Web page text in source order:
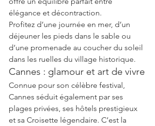
élégance et décontraction.
Profitez d’une journée en mer, d’un
déjeuner les pieds dans le sable ou
d’une promenade au coucher du soleil
dans les ruelles du village historique.
Cannes : glamour et art de vivre
Connue pour son célèbre festival,
Cannes séduit également par ses
plages privées, ses hôtels prestigieux
et sa Croisette légendaire. C’est la